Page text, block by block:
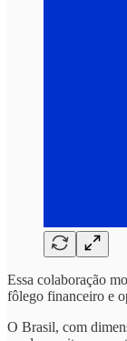
Essa colaboração
fôlego financeiro e
O Brasil, com